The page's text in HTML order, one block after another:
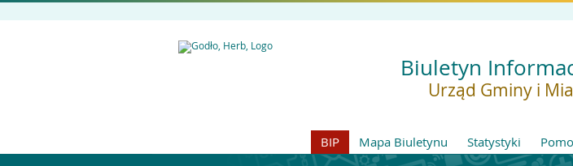
Biuletyn
Urząd Gminy i
BIP Mapa Biuletynu Statystyki